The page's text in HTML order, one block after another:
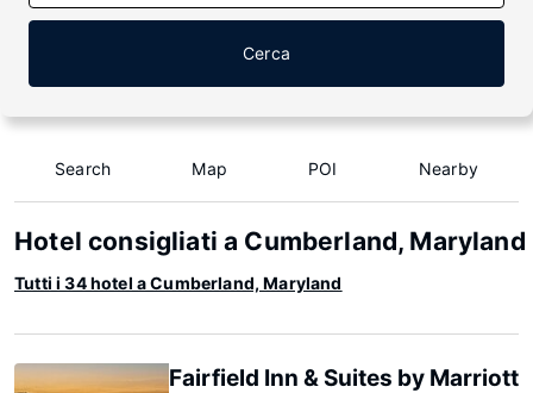
Cerca
Search Map POI Nearby
Hotel consigliati a Cumberland, Maryland
Tutti i 34 hotel a Cumberland, Maryland
Fairfield Inn & Suites by Marriott